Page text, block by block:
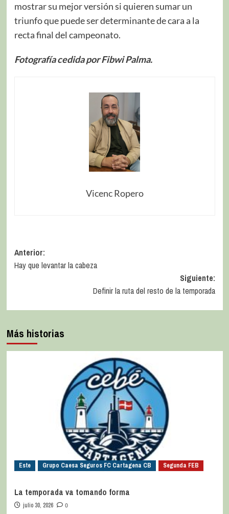
mostrar su mejor versión si quieren sumar un
triunfo que puede ser determinante de cara a la
recta final del campeonato.
Fotografía cedida por Fibwi Palma.
Vicenc Ropero
Anterior:
Hay que levantar la cabeza
Siguiente:
Definir la ruta del resto de la temporada
Más historias
Este Grupo Caesa Seguros FC Cartagena CB Segunda FEB
La temporada va tomando forma
julio 30, 2026 0